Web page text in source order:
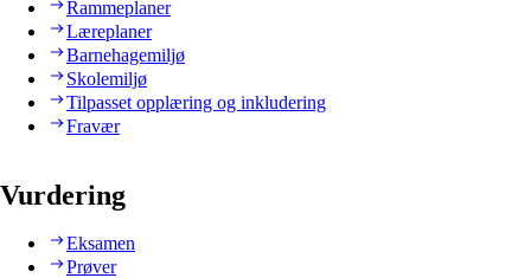
Rammeplaner
Læreplaner
Barnehagemiljø
Skolemiljø
Tilpasset opplæring og inkludering
Fravær
Vurdering
Eksamen
Prøver